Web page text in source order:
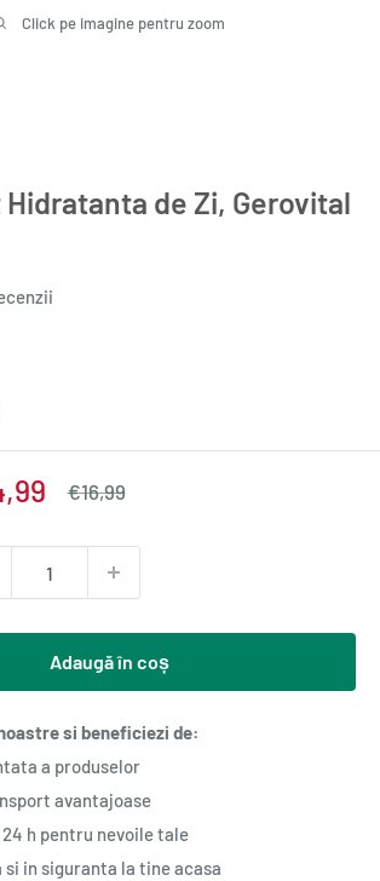
Click pe imagine pentru zoom
de Zi, Gerovital
Pret
€16,99
Adaugă în coș
si beneficiezi de:
a produselor
avantajoase
h pentru nevoile tale
in siguranta la tine acasa